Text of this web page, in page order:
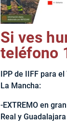
Si ves
teléfono
IPP de IIFF para
La Mancha:
-EXTREMO en
Real y